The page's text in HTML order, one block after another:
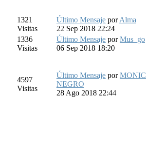
1321
Visitas
Último Mensaje porAlma
22 Sep 2018 22:24
1336
Visitas
Último Mensaje porMus_go
06 Sep 2018 18:20
4597
Visitas
Último Mensaje por
NEGRO
28 Ago 2018 22:44